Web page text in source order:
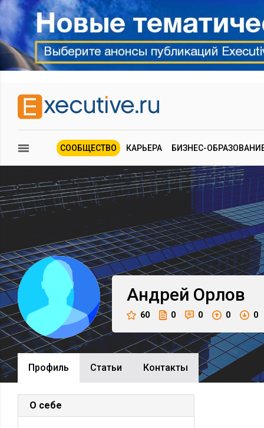
СООБЩЕСТВО КАРЬЕРА БИЗНЕС-
Андрей Орлов
60 0 0 0 0
Профиль Cтатьи Контакты
О себе